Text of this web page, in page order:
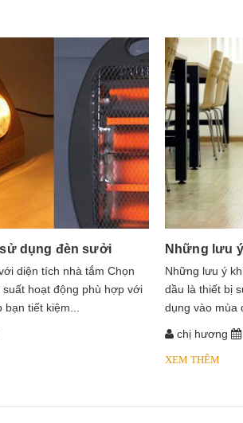
dụng đèn sưởi
diện tích nhà tắm Chọn
hoạt động phù hợp với
tiết kiệm...
Những lưu
​​​​​​Những lưu ý
dầu là thiết bị
dụng vào mùa
chị hương
XEM THÊM